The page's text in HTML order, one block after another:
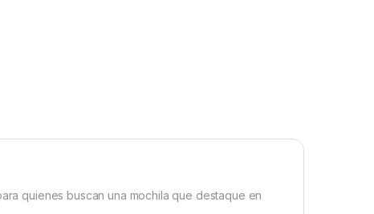
quienes buscan una mochila que destaque en